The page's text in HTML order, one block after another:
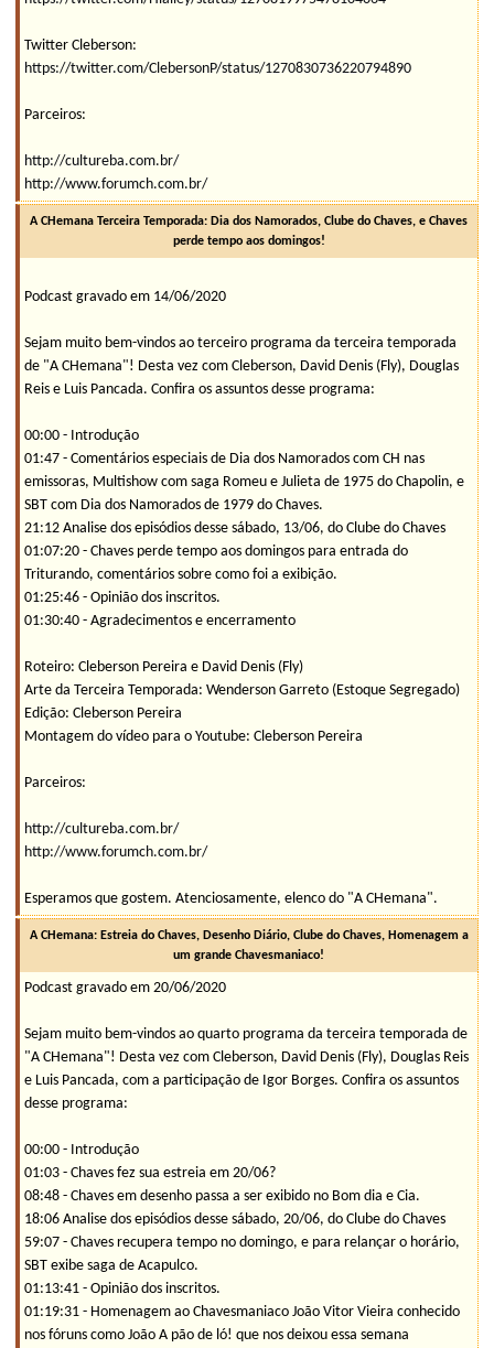
Twitter Cleberson:
https://twitter.com/ClebersonP/status/1270830736220794890
Parceiros:
http://cultureba.com.br/
http://www.forumch.com.br/
A CHemana Terceira Temporada: Dia dos Namorados, Clube do Chaves, e Chaves
perde tempo aos domingos!
Podcast gravado em 14/06/2020
Sejam muito bem-vindos ao terceiro programa da terceira temporada
de "A CHemana"! Desta vez com Cleberson, David Denis (Fly), Douglas
Reis e Luis Pancada. Confira os assuntos desse programa:
00:00 - Introdução
01:47 - Comentários especiais de Dia dos Namorados com CH nas
emissoras, Multishow com saga Romeu e Julieta de 1975 do Chapolin, e
SBT com Dia dos Namorados de 1979 do Chaves.
21:12 Analise dos episódios desse sábado, 13/06, do Clube do Chaves
01:07:20 - Chaves perde tempo aos domingos para entrada do
Triturando, comentários sobre como foi a exibição.
01:25:46 - Opinião dos inscritos.
01:30:40 - Agradecimentos e encerramento
Roteiro: Cleberson Pereira e David Denis (Fly)
Arte da Terceira Temporada: Wenderson Garreto (Estoque Segregado)
Edição: Cleberson Pereira
Montagem do vídeo para o Youtube: Cleberson Pereira
Parceiros:
http://cultureba.com.br/
http://www.forumch.com.br/
Esperamos que gostem. Atenciosamente, elenco do "A CHemana".
A CHemana: Estreia do Chaves, Desenho Diário, Clube do Chaves, Homenagem a
um grande Chavesmaniaco!
Podcast gravado em 20/06/2020
Sejam muito bem-vindos ao quarto programa da terceira temporada de
"A CHemana"! Desta vez com Cleberson, David Denis (Fly), Douglas Reis
e Luis Pancada, com a participação de Igor Borges. Confira os assuntos
desse programa:
00:00 - Introdução
01:03 - Chaves fez sua estreia em 20/06?
08:48 - Chaves em desenho passa a ser exibido no Bom dia e Cia.
18:06 Analise dos episódios desse sábado, 20/06, do Clube do Chaves
59:07 - Chaves recupera tempo no domingo, e para relançar o horário,
SBT exibe saga de Acapulco.
01:13:41 - Opinião dos inscritos.
01:19:31 - Homenagem ao Chavesmaniaco João Vitor Vieira conhecido
nos fóruns como João A pão de ló! que nos deixou essa semana